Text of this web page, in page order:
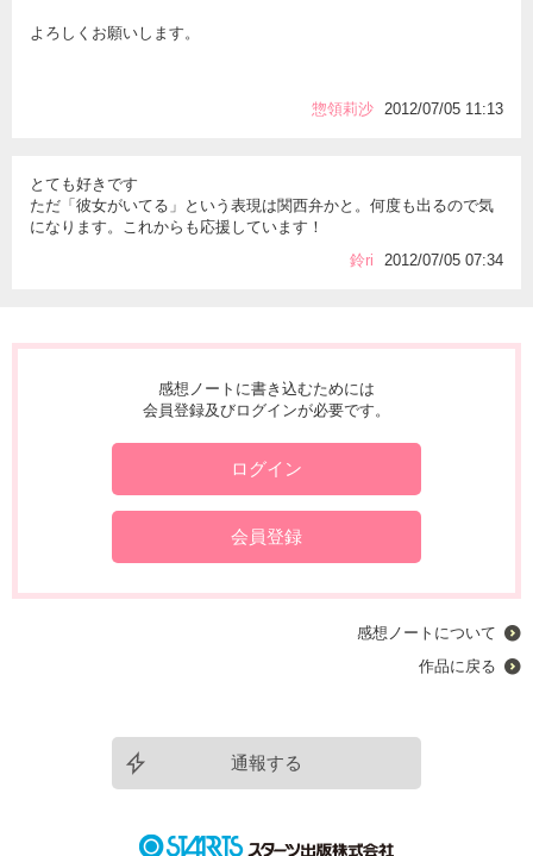
よろしくお願いします。
惣領莉沙 2012/07/05 11:13
とても好きです
ただ「彼女がいてる」という表現は関西弁かと。何度も出るので気
になります。これからも応援しています！
鈴ri
2012/07/05 07:34
感想ノートに書き込むためには
会員登録及びログインが必要です。
ログイン
会員登録
感想ノートについて
作品に戻る
通報する